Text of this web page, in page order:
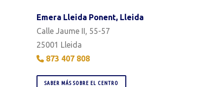
Emera Lleida Ponent, Lleida
Calle Jaume II, 55-57
25001 Lleida
873 407 808
SABER MÁS SOBRE EL CENTRO